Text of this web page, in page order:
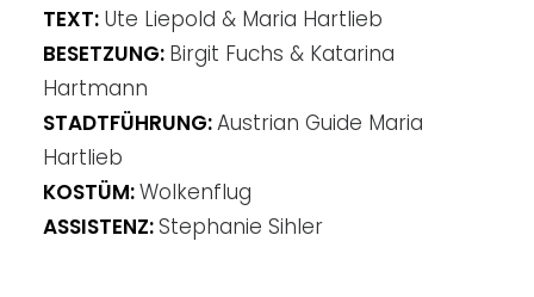
TEXT: Ute Liepold & Maria Hartlieb
BESETZUNG: Birgit Fuchs & Katarina
Hartmann
STADTFÜHRUNG:Austrian Guide Maria
Hartlieb
KOSTÜM:Wolkenflug
ASSISTENZ:Stephanie Sihler